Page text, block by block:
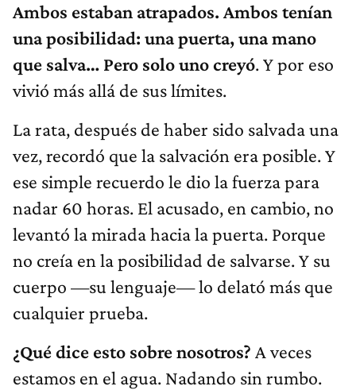
Ambos estaban atrapados. Ambos tenían
una posibilidad: una puerta, una mano
que salva… Pero solo uno creyó. Y por eso
vivió más allá de sus límites.
La rata, después de haber sido salvada una
vez, recordó que la salvación era posible. Y
ese simple recuerdo le dio la fuerza para
nadar 60 horas. El acusado, en cambio, no
levantó la mirada hacia la puerta. Porque
no creía en la posibilidad de salvarse. Y su
cuerpo —su lenguaje— lo delató más que
cualquier prueba.
¿Qué dice esto sobre nosotros? A veces
estamos en el agua. Nadando sin rumbo.